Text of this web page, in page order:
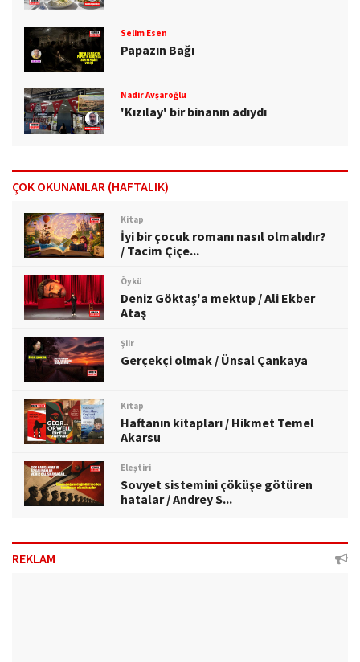
Selim Esen
Papazın Bağı
Nadir Avşaroğlu
'Kızılay' bir binanın adıydı
ÇOK OKUNANLAR (HAFTALIK)
Kitap
İyi bir çocuk romanı nasıl olmalıdır?
/ Tacim Çiçe...
Öykü
Deniz Göktaş'a mektup / Ali Ekber
Ataş
Şiir
Gerçekçi olmak / Ünsal Çankaya
Kitap
Haftanın kitapları / Hikmet Temel
Akarsu
Eleştiri
Sovyet sistemini çöküşe götüren
hatalar / Andrey S...
REKLAM